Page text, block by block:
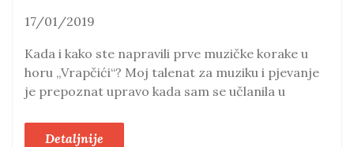
17/01/2019
Kada i kako ste napravili prve muzičke korake u
horu „Vrapčići“? Moj talenat za muziku i pjevanje
je prepoznat upravo kada sam se učlanila u
Detaljnije